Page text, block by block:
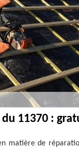
11370 :
matière de